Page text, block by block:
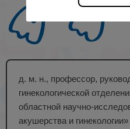
д. м. н., профессор,
гинекологической
областной научно-
акушерства и